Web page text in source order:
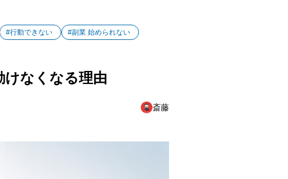
#行動できない
#副業 始められない
けなくなる理由
斎藤